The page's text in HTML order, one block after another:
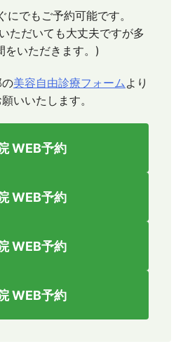
にでもご予約可能です。
ただいても大丈夫ですが多
をいただきます。)
美容自由診療フォーム より
いいたします。
WEB予約
WEB予約
WEB予約
WEB予約